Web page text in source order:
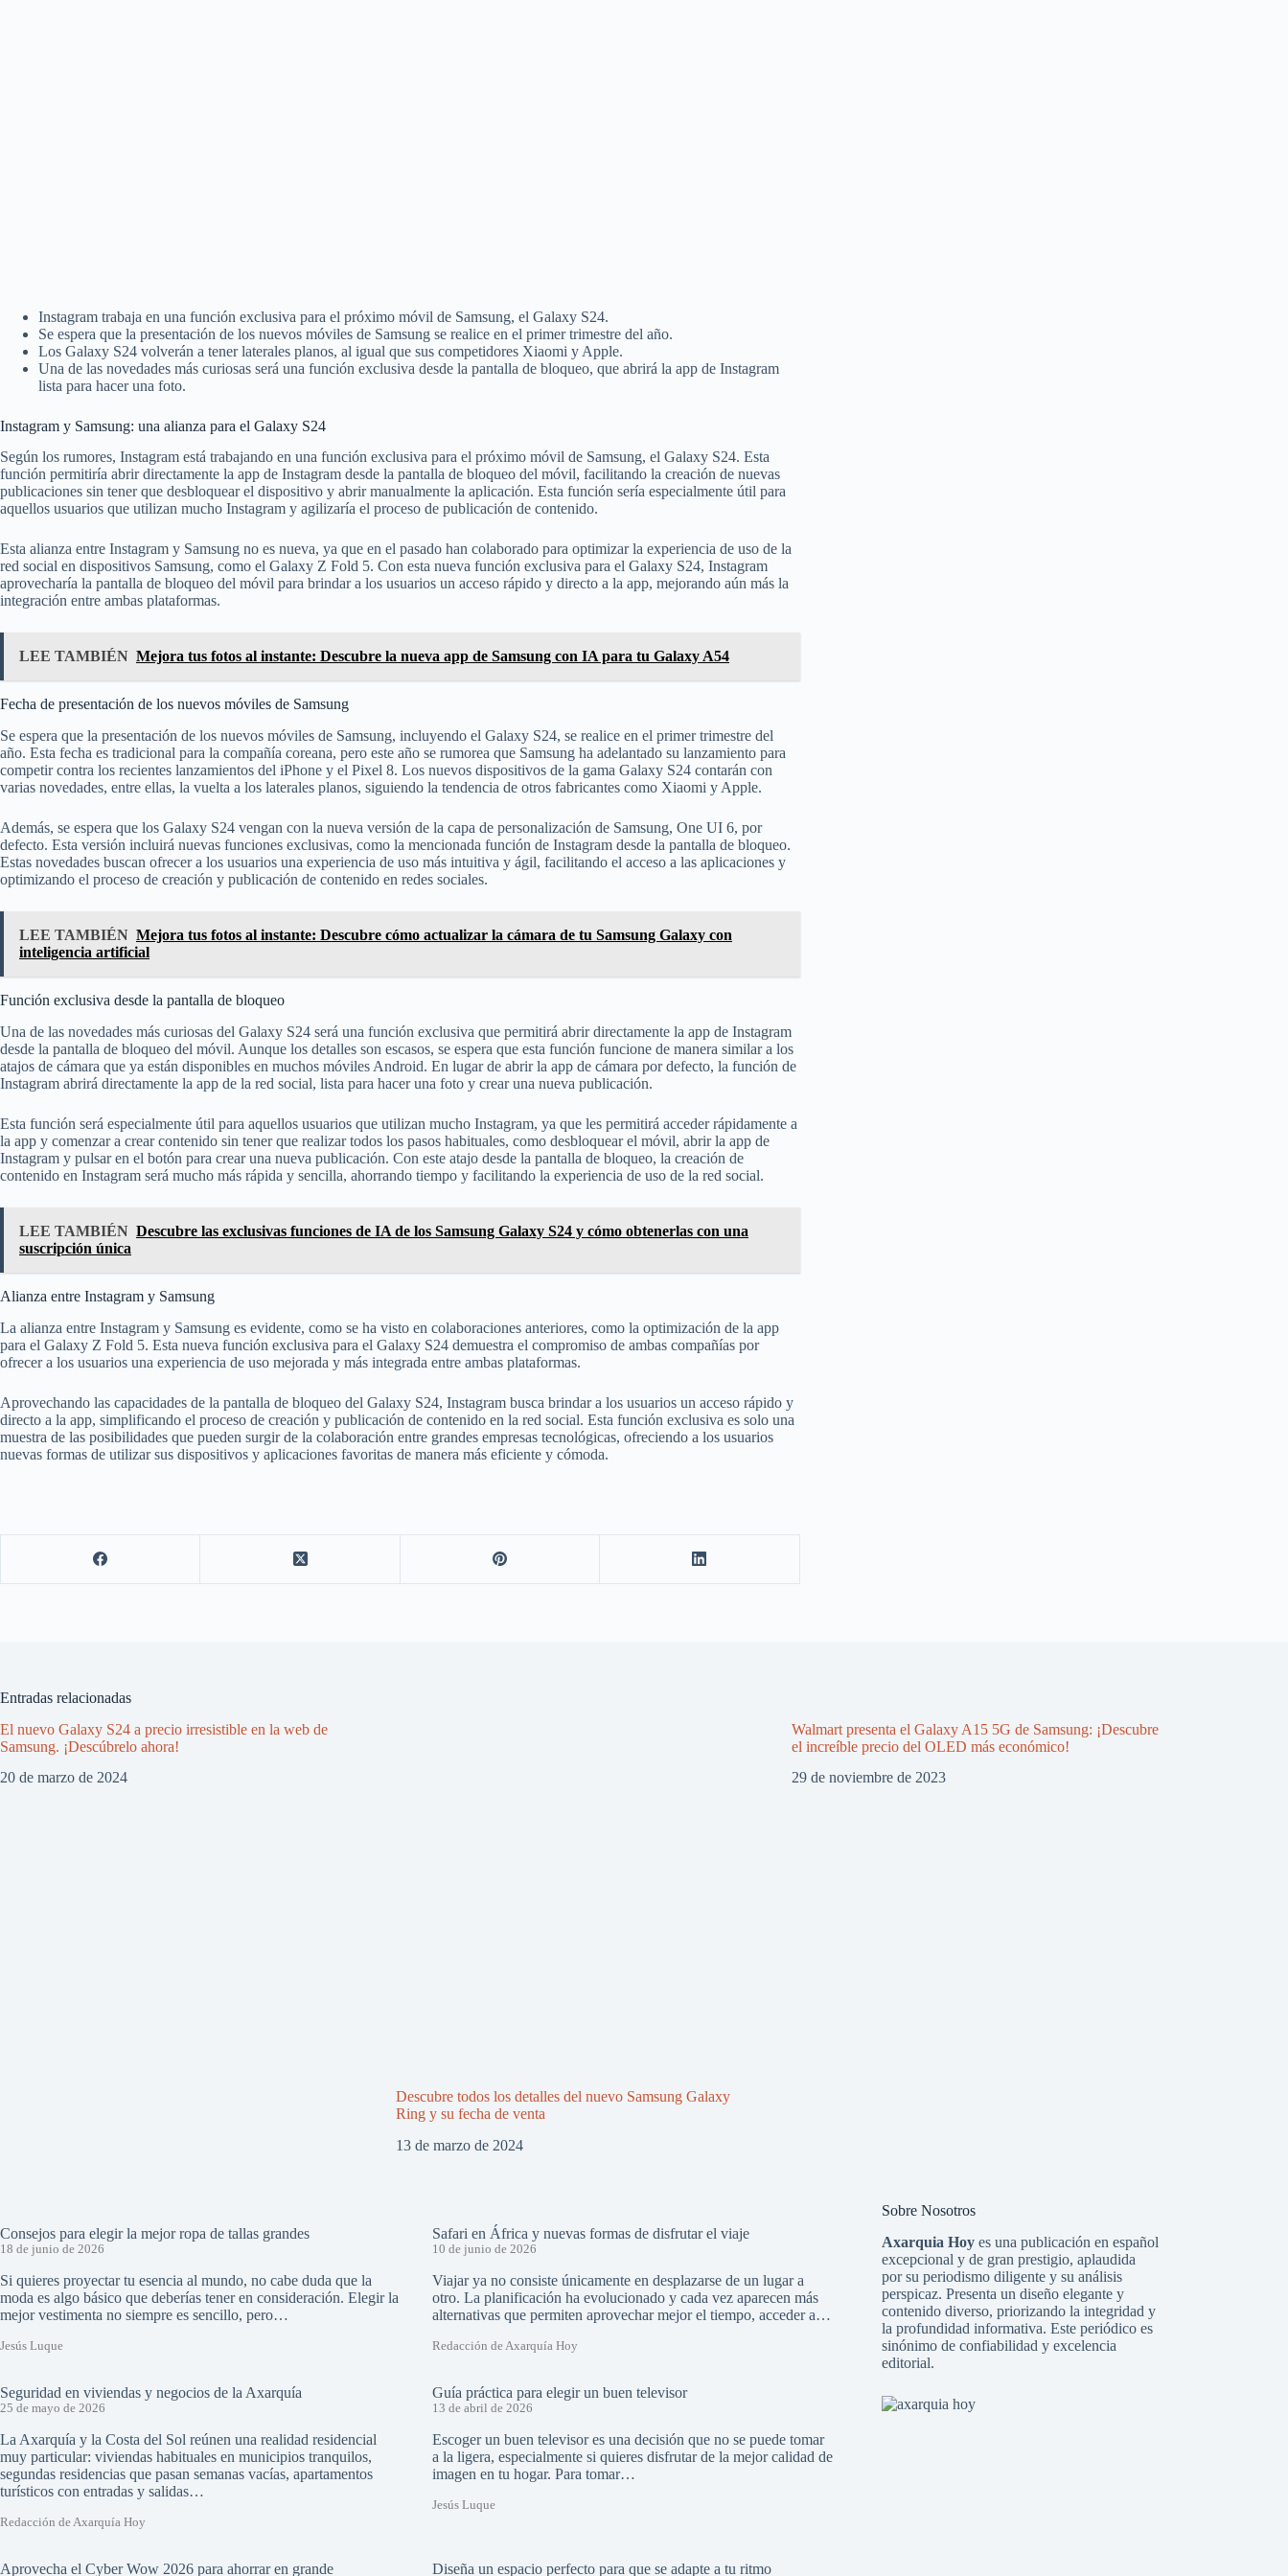
Instagram trabaja en una función exclusiva para el próximo móvil de Samsung, el Galaxy S24.
Se espera que la presentación de los nuevos móviles de Samsung se realice en el primer trimestre del año.
Los Galaxy S24 volverán a tener laterales planos, al igual que sus competidores Xiaomi y Apple.
Una de las novedades más curiosas será una función exclusiva desde la pantalla de bloqueo, que abrirá la app de Instagram
lista para hacer una foto.
Instagram y Samsung: una alianza para el Galaxy S24
Según los rumores, Instagram está trabajando en una función exclusiva para el próximo móvil de Samsung, el Galaxy S24. Esta
función permitiría abrir directamente la app de Instagram desde la pantalla de bloqueo del móvil, facilitando la creación de nuevas
publicaciones sin tener que desbloquear el dispositivo y abrir manualmente la aplicación. Esta función sería especialmente útil para
aquellos usuarios que utilizan mucho Instagram y agilizaría el proceso de publicación de contenido.
Esta alianza entre Instagram y Samsung no es nueva, ya que en el pasado han colaborado para optimizar la experiencia de uso de la
red social en dispositivos Samsung, como el Galaxy Z Fold 5. Con esta nueva función exclusiva para el Galaxy S24, Instagram
aprovecharía la pantalla de bloqueo del móvil para brindar a los usuarios un acceso rápido y directo a la app, mejorando aún más la
integración entre ambas plataformas.
LEE TAMBIÉN Mejora tus fotos al instante: Descubre la nueva app de Samsung con IA para tu Galaxy A54
Fecha de presentación de los nuevos móviles de Samsung
Se espera que la presentación de los nuevos móviles de Samsung, incluyendo el Galaxy S24, se realice en el primer trimestre del
año. Esta fecha es tradicional para la compañía coreana, pero este año se rumorea que Samsung ha adelantado su lanzamiento para
competir contra los recientes lanzamientos del iPhone y el Pixel 8. Los nuevos dispositivos de la gama Galaxy S24 contarán con
varias novedades, entre ellas, la vuelta a los laterales planos, siguiendo la tendencia de otros fabricantes como Xiaomi y Apple.
Además, se espera que los Galaxy S24 vengan con la nueva versión de la capa de personalización de Samsung, One UI 6, por
defecto. Esta versión incluirá nuevas funciones exclusivas, como la mencionada función de Instagram desde la pantalla de bloqueo.
Estas novedades buscan ofrecer a los usuarios una experiencia de uso más intuitiva y ágil, facilitando el acceso a las aplicaciones y
optimizando el proceso de creación y publicación de contenido en redes sociales.
LEE TAMBIÉN Mejora tus fotos al instante: Descubre cómo actualizar la cámara de tu Samsung Galaxy con
inteligencia artificial
Función exclusiva desde la pantalla de bloqueo
Una de las novedades más curiosas del Galaxy S24 será una función exclusiva que permitirá abrir directamente la app de Instagram
desde la pantalla de bloqueo del móvil. Aunque los detalles son escasos, se espera que esta función funcione de manera similar a los
atajos de cámara que ya están disponibles en muchos móviles Android. En lugar de abrir la app de cámara por defecto, la función de
Instagram abrirá directamente la app de la red social, lista para hacer una foto y crear una nueva publicación.
Esta función será especialmente útil para aquellos usuarios que utilizan mucho Instagram, ya que les permitirá acceder rápidamente a
la app y comenzar a crear contenido sin tener que realizar todos los pasos habituales, como desbloquear el móvil, abrir la app de
Instagram y pulsar en el botón para crear una nueva publicación. Con este atajo desde la pantalla de bloqueo, la creación de
contenido en Instagram será mucho más rápida y sencilla, ahorrando tiempo y facilitando la experiencia de uso de la red social.
LEE TAMBIÉN Descubre las exclusivas funciones de IA de los Samsung Galaxy S24 y cómo obtenerlas con una
suscripción única
Alianza entre Instagram y Samsung
La alianza entre Instagram y Samsung es evidente, como se ha visto en colaboraciones anteriores, como la optimización de la app
para el Galaxy Z Fold 5. Esta nueva función exclusiva para el Galaxy S24 demuestra el compromiso de ambas compañías por
ofrecer a los usuarios una experiencia de uso mejorada y más integrada entre ambas plataformas.
Aprovechando las capacidades de la pantalla de bloqueo del Galaxy S24, Instagram busca brindar a los usuarios un acceso rápido y
directo a la app, simplificando el proceso de creación y publicación de contenido en la red social. Esta función exclusiva es solo una
muestra de las posibilidades que pueden surgir de la colaboración entre grandes empresas tecnológicas, ofreciendo a los usuarios
nuevas formas de utilizar sus dispositivos y aplicaciones favoritas de manera más eficiente y cómoda.
Entradas relacionadas
El nuevo Galaxy S24 a precio irresistible en la web de
Samsung. ¡Descúbrelo ahora!
20 de marzo de 2024
Descubre todos los detalles del nuevo Samsung Galaxy
Ring y su fecha de venta
13 de marzo de 2024
Walmart presenta el Galaxy A15 5G de Samsung: ¡Descubre
el increíble precio del OLED más económico!
29 de noviembre de 2023
Consejos para elegir la mejor ropa de tallas grandes
18 de junio de 2026
Si quieres proyectar tu esencia al mundo, no cabe duda que la
moda es algo básico que deberías tener en consideración. Elegir la
mejor vestimenta no siempre es sencillo, pero…
Jesús Luque
Safari en África y nuevas formas de disfrutar el viaje
10 de junio de 2026
Viajar ya no consiste únicamente en desplazarse de un lugar a
otro. La planificación ha evolucionado y cada vez aparecen más
alternativas que permiten aprovechar mejor el tiempo, acceder a…
Redacción de Axarquía Hoy
Seguridad en viviendas y negocios de la Axarquía
25 de mayo de 2026
La Axarquía y la Costa del Sol reúnen una realidad residencial
muy particular: viviendas habituales en municipios tranquilos,
segundas residencias que pasan semanas vacías, apartamentos
turísticos con entradas y salidas…
Redacción de Axarquía Hoy
Guía práctica para elegir un buen televisor
13 de abril de 2026
Escoger un buen televisor es una decisión que no se puede tomar
a la ligera, especialmente si quieres disfrutar de la mejor calidad de
imagen en tu hogar. Para tomar…
Jesús Luque
Aprovecha el Cyber Wow 2026 para ahorrar en grande Diseña un espacio perfecto para que se adapte a tu ritmo
Sobre Nosotros
Axarquia Hoyes una publicación en español
excepcional y de gran prestigio, aplaudida
por su periodismo diligente y su análisis
perspicaz. Presenta un diseño elegante y
contenido diverso, priorizando la integridad y
la profundidad informativa. Este periódico es
sinónimo de confiabilidad y excelencia
editorial.